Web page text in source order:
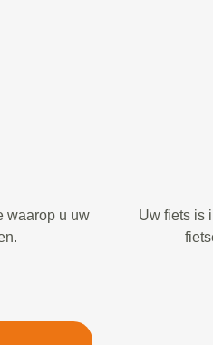
waarop u uw
Uw fiets is